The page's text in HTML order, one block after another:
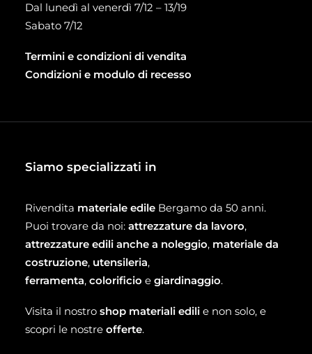
Dal lunedì al venerdì 7/12 – 13/19
Sabato 7/12
Termini e condizioni di vendita
Condizioni e modulo di recesso
Siamo specializzati in
Rivendita materiale edile Bergamo da 50 anni.
Puoi trovare da noi: attrezzature da lavoro,
attrezzature edili anche a noleggio, materiale da
costruzione, utensileria,
ferramenta, colorificio e giardinaggio.
Visita il nostro shop materiali edili e non solo, e
scopri le nostre offerte.